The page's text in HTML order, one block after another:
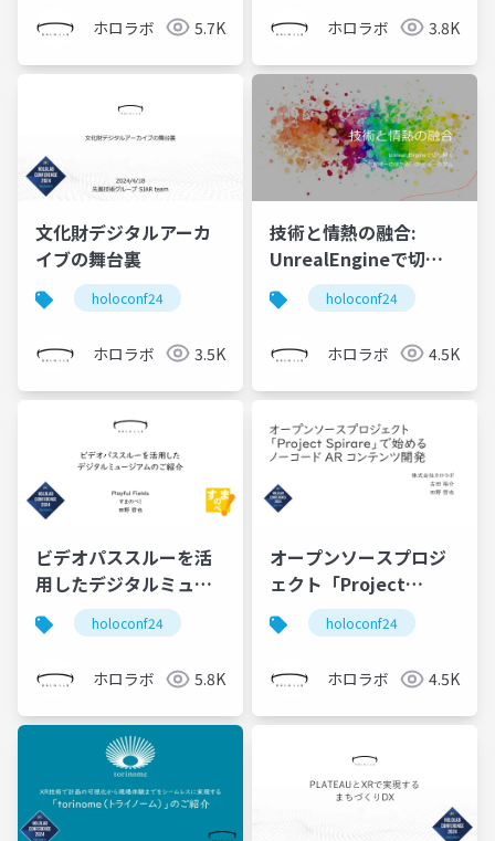
ホロラボ 5.7K ホロラボ 3.8K
文化財デジタルアーカ
イブの舞台裏​
holoconf24
ホロラボ 3.5K
技術と情熱の融合:
UnrealEngineで切り
開く世界唯一のほたる
いかミュージアム
holoconf24
ホロラボ 4.5K
ビデオパススルーを活
用したデジタルミュー
ジアムのご紹介
holoconf24
ホロラボ 5.8K
オープンソースプロジ
ェクト「Project
Spirare」で始めるノー
コード AR コンテンツ開
holoconf24
ホロラボ 4.5K